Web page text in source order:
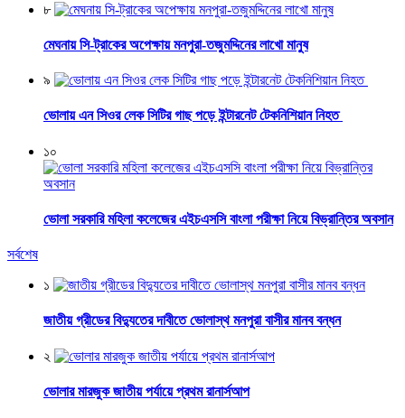
৮
মেঘনায় সি-ট্রাকের অপেক্ষায় মনপুরা-তজুমদ্দিনের লাখো মানুষ
৯
ভোলায় এন সিওর লেক সিটির গাছ পড়ে ইন্টারনেট টেকনিশিয়ান নিহত
১০
ভোলা সরকারি মহিলা কলেজের এইচএসসি বাংলা পরীক্ষা নিয়ে বিভ্রান্তির অবসান
সর্বশেষ
১
জাতীয় গ্রীডের বিদ্যুতের দাবীতে ভোলাস্থ মনপুরা বাসীর মানব বন্ধন
২
ভোলার মারজুক জাতীয় পর্যায়ে প্রথম রানার্সআপ